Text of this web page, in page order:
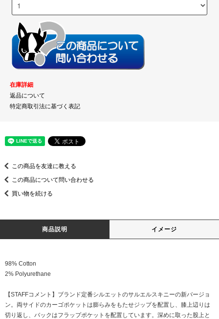
在庫詳細
返品について
特定商取引法に基づく表記
この商品を友達に教える
この商品について問い合わせる
買い物を続ける
商品説明 イメージ
98% Cotton
2% Polyurethane
【STAFFコメント】ブランド定番シルエットのサルエルスキニーの新バージョ
ン。両サイドのカーゴポケットは膨らみをもたせジップを配置し、膝上辺りは
切り返し、バックはフラップポケットを配置しています。深めに取った股上と